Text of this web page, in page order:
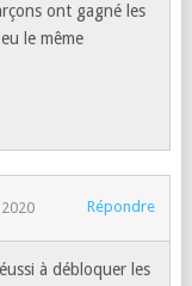
ont gagné les
le même
Répondre
à débloquer les